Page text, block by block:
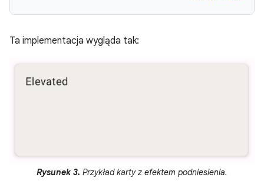
Ta implementacja wygląda tak:
Rysunek 3. Przykład karty z efektem podniesienia.